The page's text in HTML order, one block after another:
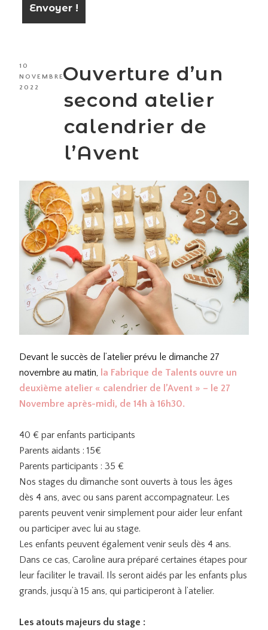
PUBLIÉ
LE
10
NOVEMBRE
2022
Ouverture d’un
second atelier
calendrier de
l’Avent
Devant le succès de l’atelier prévu le dimanche 27
novembre au matin,
la Fabrique de Talents ouvre un
deuxième atelier « calendrier de l’Avent » – le 27
Novembre après-midi, de 14h à 16h30.
40 € par enfants participants
Parents aidants : 15€
Parents participants : 35 €
Nos stages du dimanche sont ouverts à tous les âges
dès 4 ans, avec ou sans parent accompagnateur. Les
parents peuvent venir simplement pour aider leur enfant
ou participer avec lui au stage.
Les enfants peuvent également venir seuls dès 4 ans.
Dans ce cas, Caroline aura préparé certaines étapes pour
leur faciliter le travail. Ils seront aidés par les enfants plus
grands, jusqu’à 15 ans, qui participeront à l’atelier.
Les atouts majeurs du stage :